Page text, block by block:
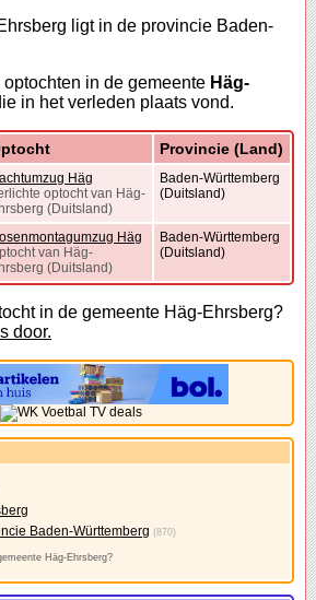
ligt in de provincie Baden-
in de gemeente Häg-
in het verleden plaats vond.
Provincie (Land)
Häg
optocht van Häg-
(Duitsland)
Baden-Württemberg
(Duitsland)
Häg
van Häg-
(Duitsland)
Baden-Württemberg
(Duitsland)
in de gemeente Häg-Ehrsberg?
door.
Baden-Württemberg (870)
Häg-Ehrsberg?